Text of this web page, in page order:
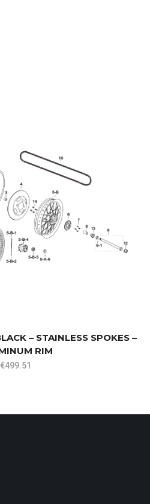
– STAINLESS SPOKES –
RIM
€499.51